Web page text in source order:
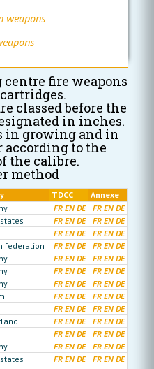
weapons
fire weapons
classed before the
in inches.
in growing and in
according to the
the calibre.
method
TDCC
Annexe
FR EN DE FR EN DE
FR EN DE FR EN DE
FR EN DE FR EN DE
federation FR EN DE FR EN DE
FR EN DE FR EN DE
FR EN DE FR EN DE
FR EN DE FR EN DE
FR EN DE FR EN DE
FR EN DE FR EN DE
FR EN DE FR EN DE
FR EN DE FR EN DE
FR EN DE FR EN DE
FR EN DE FR EN DE